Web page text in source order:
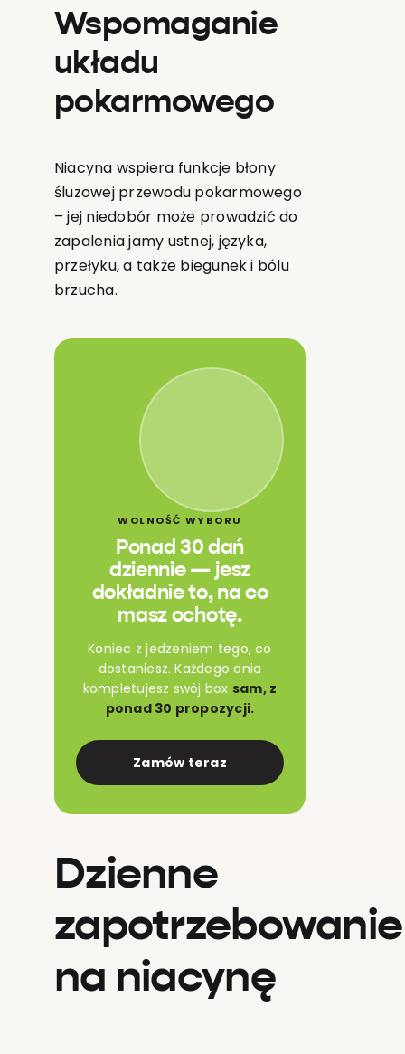
Wspomaganie
układu
pokarmowego
Niacyna wspiera funkcje błony
śluzowej przewodu pokarmowego
– jej niedobór może prowadzić do
zapalenia jamy ustnej, języka,
przełyku, a także biegunek i bólu
brzucha.
WOLNOŚĆ WYBORU
Ponad 30 dań
dziennie — jesz
dokładnie to, na co
masz ochotę.
Koniec z jedzeniem tego, co
dostaniesz. Każdego dnia
kompletujesz swój box sam, z
ponad 30 propozycji.
Zamów teraz
Dzienne
zapotrzebowanie
na niacynę